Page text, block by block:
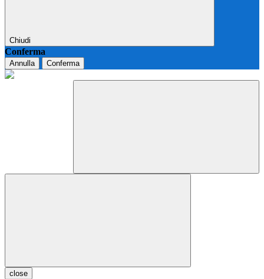
Chiudi
Conferma
Annulla Conferma
close